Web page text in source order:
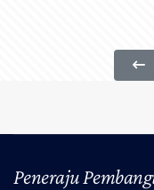
Peneraju